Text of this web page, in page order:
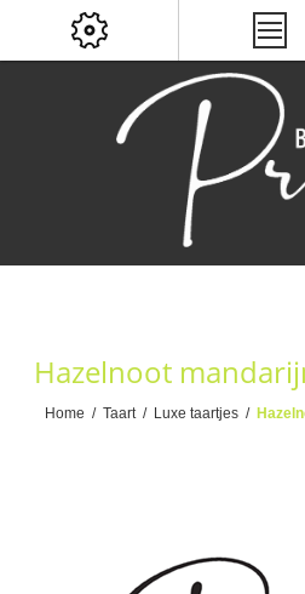
Hazelnoot
Home / Taart / Luxe taartjes /